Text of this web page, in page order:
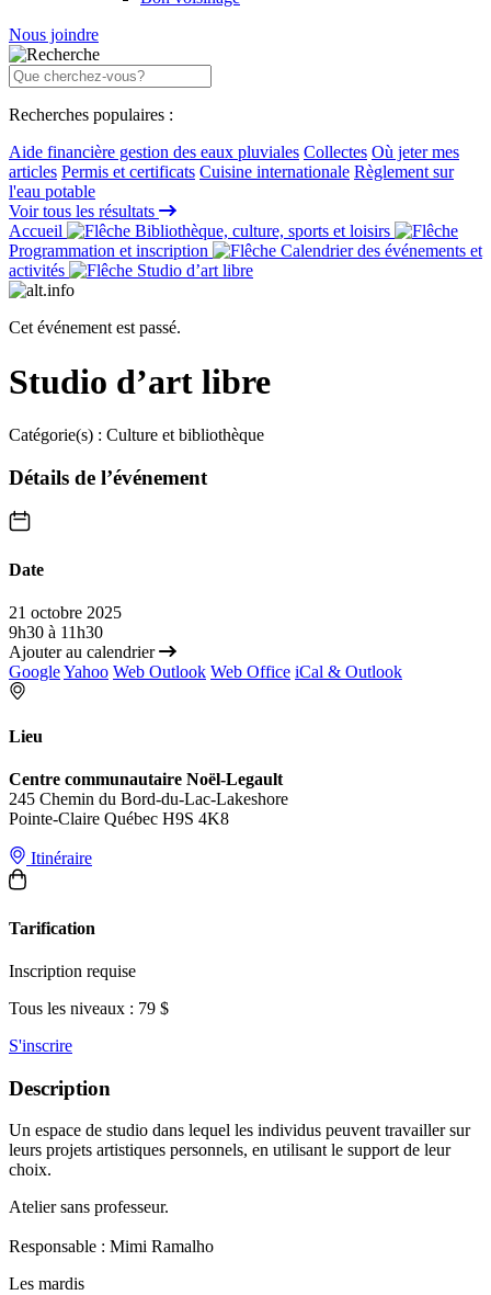
Nous joindre
Recherches populaires :
Aide financière gestion des eaux pluviales Collectes Où jeter mes
articles Permis et certificats Cuisine internationale Règlement sur
l'eau potable
Voir tous les résultats
Accueil
Bibliothèque, culture, sports et loisirs
Programmation et inscription
Calendrier des événements et
activités
Studio d’art libre
Cet événement est passé.
Studio d’art libre
Catégorie(s) : Culture et bibliothèque
Détails de l’événement
Date
21 octobre 2025
9h30 à 11h30
Ajouter au calendrier
GoogleYahoo Web Outlook Web Office iCal & Outlook
Lieu
Centre communautaire Noël-Legault
245 Chemin du Bord-du-Lac-Lakeshore
Pointe-Claire Québec H9S 4K8
Itinéraire
Tarification
Inscription requise
Tous les niveaux : 79 $
S'inscrire
Description
Un espace de studio dans lequel les individus peuvent travailler sur
leurs projets artistiques personnels, en utilisant le support de leur
choix.
Atelier sans professeur.
Responsable : Mimi Ramalho
Les mardis